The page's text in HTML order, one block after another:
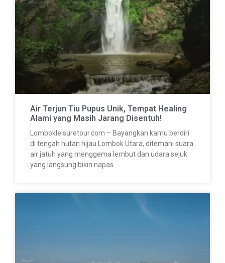
Air Terjun Tiu Pupus Unik, Tempat Healing
Alami yang Masih Jarang Disentuh!
Lombokleisuretour.com – Bayangkan kamu berdiri
di tengah hutan hijau Lombok Utara, ditemani suara
air jatuh yang menggema lembut dan udara sejuk
yang langsung bikin napas